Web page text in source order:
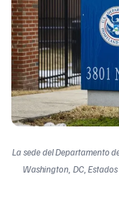
La sede del Departamento
Washington, DC,